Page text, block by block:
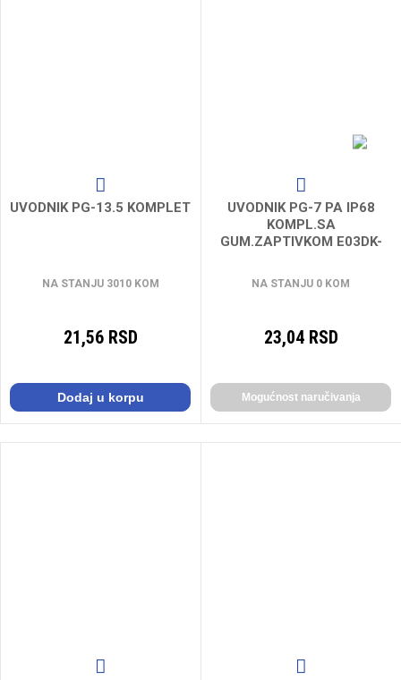
UVODNIK PG-13.5 KOMPLET
NA STANJU 3010 KOM
21,56 RSD
Dodaj u korpu
UVODNIK PG-7 PA IP68
KOMPL.SA
GUM.ZAPTIVKOM E03DK-
NA STANJU 0 KOM
23,04 RSD
Mogućnost naručivanja